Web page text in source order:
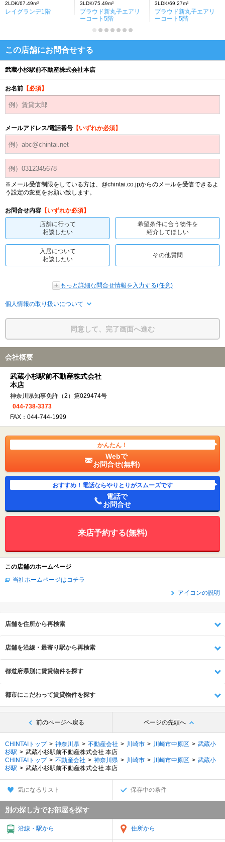
2LDK/67.49m²
レイグランデ1階
3LDK/75.49m²
プラウド新丸子エアリ
ーコート5階
3LDK/69.27m²
プラウド新丸子エアリ
ーコート5階
この店舗にお問合せする
武蔵小杉駅前不動産株式会社本店
お名前 【必須】
メールアドレス/電話番号 【いずれか必須】
※メール受信制限をしている方は、@chintai.co.jpからのメールを受信できるよ
う設定の変更をお願い致します。
お問合せ内容 【いずれか必須】
店舗に行って
相談したい
希望条件に合う物件を
紹介してほしい
入居について
相談したい
その他質問
もっと詳細な問合せ情報を入力する(任意)
個人情報の取り扱いについて
同意して、完了画面へ進む
会社概要
武蔵小杉駅前不動産株式会社
本店
神奈川県知事免許（2）第029474号
044-738-3373
FAX：044-744-1999
かんたん！
Webで
お問合せ(無料)
おすすめ！電話ならやりとりがスムーズです
電話で
お問合せ
来店予約する(無料)
この店舗のホームページ
当社ホームページはコチラ
アイコンの説明
店舗を住所から再検索
店舗を沿線・最寄り駅から再検索
都道府県別に賃貸物件を探す
都市にこだわって賃貸物件を探す
前のページへ戻る ページの先頭へ
CHINTAIトップ 神奈川県 不動産会社 川崎市 川崎市中原区
武蔵小
杉駅
武蔵小杉駅前不動産株式会社 本店
CHINTAIトップ
不動産会社 神奈川県 川崎市 川崎市中原区
武蔵小
杉駅
武蔵小杉駅前不動産株式会社 本店
気になるリスト 保存中の条件
別の探し方でお部屋を探す
沿線・駅から 住所から